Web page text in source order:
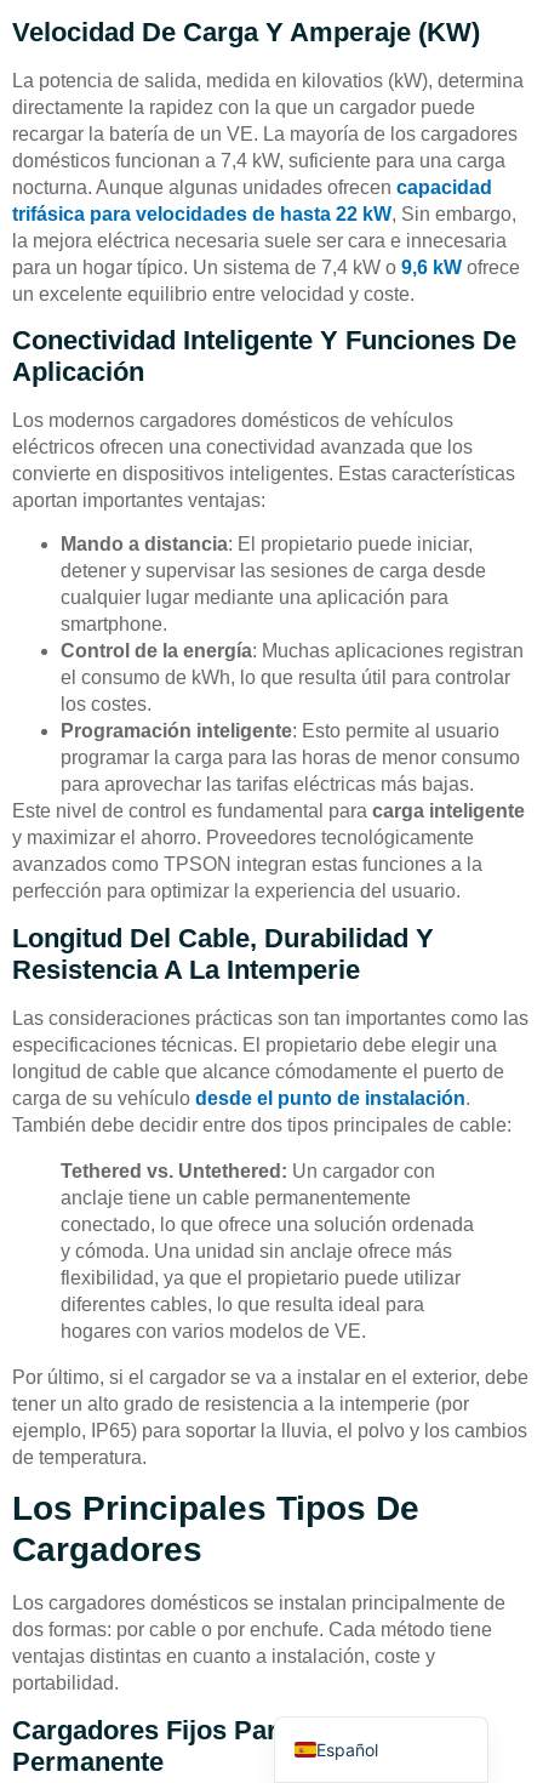
Velocidad De Carga Y Amperaje (kW)
La potencia de salida, medida en kilovatios (kW), determina
directamente la rapidez con la que un cargador puede
recargar la batería de un VE. La mayoría de los cargadores
domésticos funcionan a 7,4 kW, suficiente para una carga
nocturna. Aunque algunas unidades ofrecen capacidad
trifásica para velocidades de hasta 22 kW, Sin embargo,
la mejora eléctrica necesaria suele ser cara e innecesaria
para un hogar típico. Un sistema de 7,4 kW o 9,6 kW ofrece
un excelente equilibrio entre velocidad y coste.
Conectividad Inteligente Y Funciones De
Aplicación
Los modernos cargadores domésticos de vehículos
eléctricos ofrecen una conectividad avanzada que los
convierte en dispositivos inteligentes. Estas características
aportan importantes ventajas:
Mando a distancia: El propietario puede iniciar,
detener y supervisar las sesiones de carga desde
cualquier lugar mediante una aplicación para
smartphone.
Control de la energía: Muchas aplicaciones registran
el consumo de kWh, lo que resulta útil para controlar
los costes.
Programación inteligente: Esto permite al usuario
programar la carga para las horas de menor consumo
para aprovechar las tarifas eléctricas más bajas.
Este nivel de control es fundamental para carga inteligente
y maximizar el ahorro. Proveedores tecnológicamente
avanzados como TPSON integran estas funciones a la
perfección para optimizar la experiencia del usuario.
Longitud Del Cable, Durabilidad Y
Resistencia A La Intemperie
Las consideraciones prácticas son tan importantes como las
especificaciones técnicas. El propietario debe elegir una
longitud de cable que alcance cómodamente el puerto de
carga de su vehículo desde el punto de instalación.
También debe decidir entre dos tipos principales de cable:
Tethered vs. Untethered: Un cargador con
anclaje tiene un cable permanentemente
conectado, lo que ofrece una solución ordenada
y cómoda. Una unidad sin anclaje ofrece más
flexibilidad, ya que el propietario puede utilizar
diferentes cables, lo que resulta ideal para
hogares con varios modelos de VE.
Por último, si el cargador se va a instalar en el exterior, debe
tener un alto grado de resistencia a la intemperie (por
ejemplo, IP65) para soportar la lluvia, el polvo y los cambios
de temperatura.
Los Principales Tipos De
Cargadores
Los cargadores domésticos se instalan principalmente de
dos formas: por cable o por enchufe. Cada método tiene
ventajas distintas en cuanto a instalación, coste y
portabilidad.
Cargadores Fijos Para Instalación
Permanente
Español
Português
Русский
Türkçe
Deutsch